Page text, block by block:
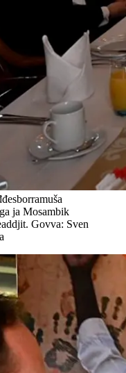
ja Mosambik
Govva: Sven